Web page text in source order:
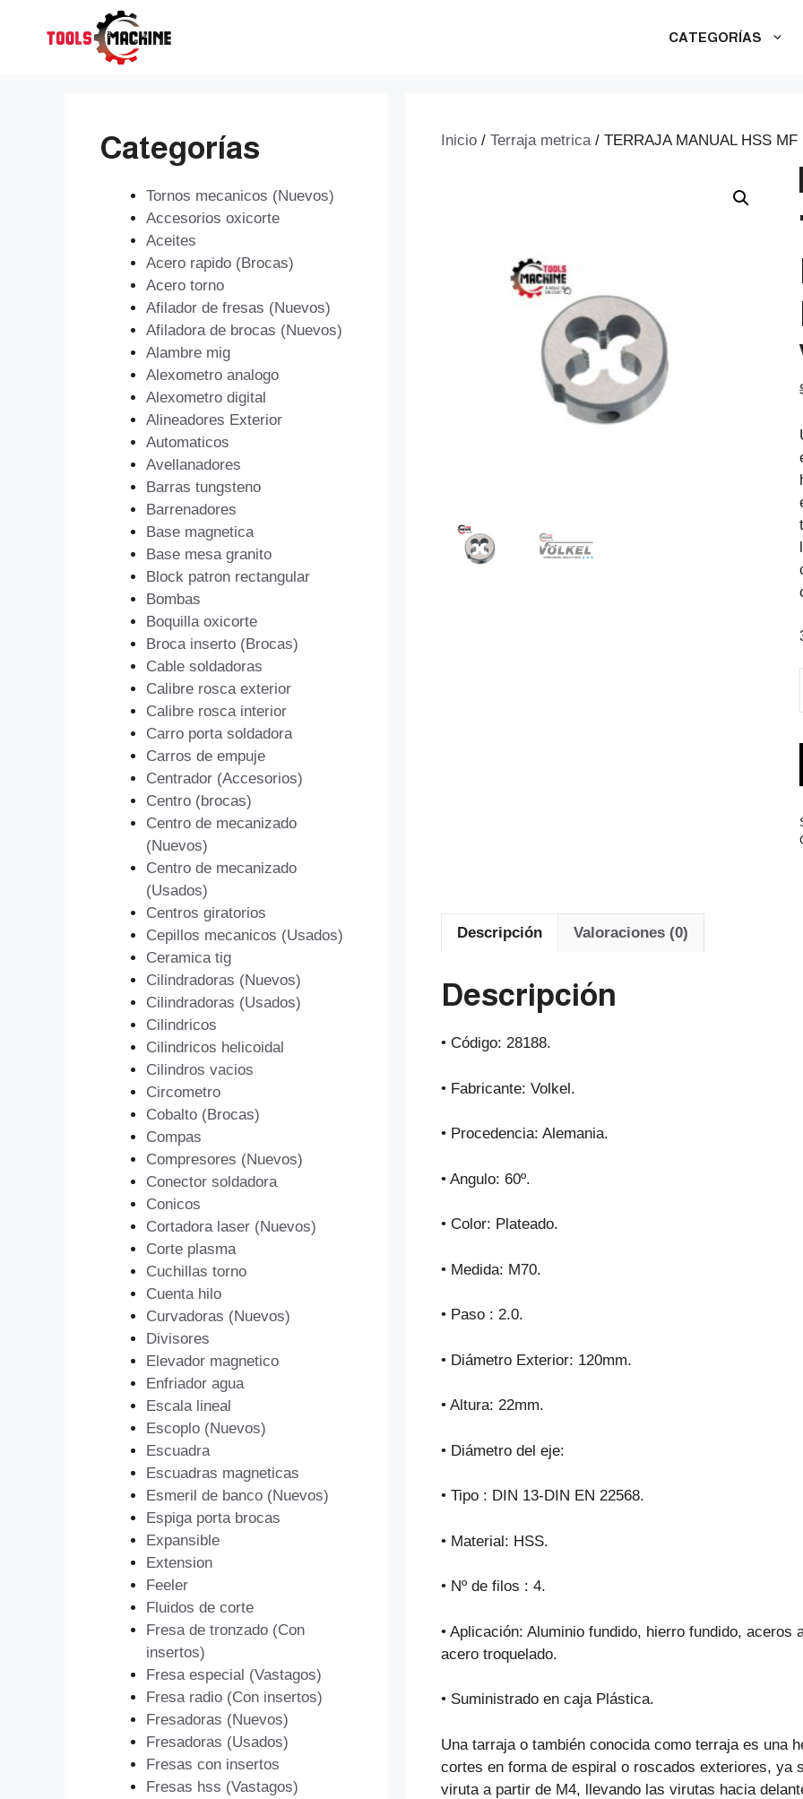
CATEGORÍAS
Inicio / Terraja metrica/ TERRAJA MANUAL HSS MF
Descripción Valoraciones (0)
Descripción
• Código: 28188.
• Fabricante: Volkel.
• Procedencia: Alemania.
• Angulo: 60º.
• Color: Plateado.
• Medida: M70.
• Paso : 2.0.
• Diámetro Exterior: 120mm.
• Altura: 22mm.
• Diámetro del eje:
• Tipo : DIN 13-DIN EN 22568.
• Material: HSS.
• Nº de filos : 4.
• Aplicación: Aluminio fundido, hierro fundido, aceros
acero troquelado.
• Suministrado en caja Plástica.
Una tarraja o también conocida como terraja es una
cortes en forma de espiral o roscados exteriores, ya
viruta a partir de M4, llevando las virutas hacia
Categorías
Tornos mecanicos (Nuevos)
Accesorios oxicorte
Aceites
Acero rapido (Brocas)
Acero torno
Afilador de fresas (Nuevos)
Afiladora de brocas (Nuevos)
Alambre mig
Alexometro analogo
Alexometro digital
Alineadores Exterior
Automaticos
Avellanadores
Barras tungsteno
Barrenadores
Base magnetica
Base mesa granito
Block patron rectangular
Bombas
Boquilla oxicorte
Broca inserto (Brocas)
Cable soldadoras
Calibre rosca exterior
Calibre rosca interior
Carro porta soldadora
Carros de empuje
Centrador (Accesorios)
Centro (brocas)
Centro de mecanizado
(Nuevos)
Centro de mecanizado
(Usados)
Centros giratorios
Cepillos mecanicos (Usados)
Ceramica tig
Cilindradoras (Nuevos)
Cilindradoras (Usados)
Cilindricos
Cilindricos helicoidal
Cilindros vacios
Circometro
Cobalto (Brocas)
Compas
Compresores (Nuevos)
Conector soldadora
Conicos
Cortadora laser (Nuevos)
Corte plasma
Cuchillas torno
Cuenta hilo
Curvadoras (Nuevos)
Divisores
Elevador magnetico
Enfriador agua
Escala lineal
Escoplo (Nuevos)
Escuadra
Escuadras magneticas
Esmeril de banco (Nuevos)
Espiga porta brocas
Expansible
Extension
Feeler
Fluidos de corte
Fresa de tronzado (Con
insertos)
Fresa especial (Vastagos)
Fresa radio (Con insertos)
Fresadoras (Nuevos)
Fresadoras (Usados)
Fresas con insertos
Fresas hss (Vastagos)